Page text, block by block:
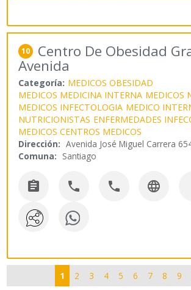
10 Centro De Obesidad
Avenida
Categoría: MEDICOS OBESIDAD
MEDICOS MEDICINA INTERNA MEDICOS
MEDICOS INFECTOLOGIA MEDICO
NUTRICIONISTAS ENFERMEDADES
MEDICOS CENTROS MEDICOS
Dirección: Avenida José Miguel Carrera
Comuna: Santiago
   
1 2 3 4 5 6 7 8 9